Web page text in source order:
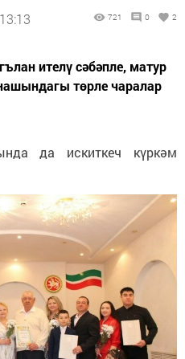
721 0 2
ителү сәбәпле, матур
төрле чаралар
да искиткеч күркәм